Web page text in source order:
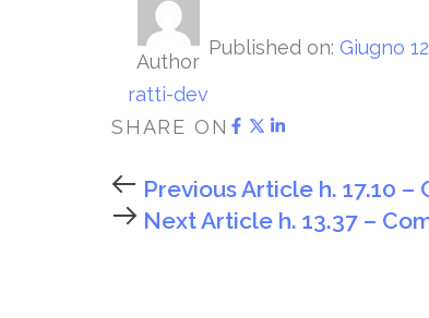
Author
ratti-dev
Published on: Giugno
SHARE ON
Previous Article h. 17.10
Next Article h. 13.37 –